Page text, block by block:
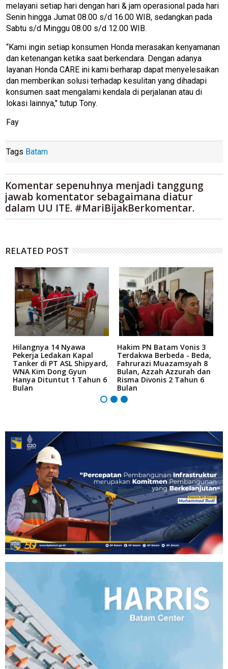
melayani setiap hari dengan hari & jam operasional pada hari
Senin hingga Jumat 08.00 s/d 16.00 WIB, sedangkan pada
Sabtu s/d Minggu 08.00 s/d 12.00 WIB.
“Kami ingin setiap konsumen Honda merasakan kenyamanan
dan ketenangan ketika saat berkendara. Dengan adanya
layanan Honda CARE ini kami berharap dapat menyelesaikan
dan memberikan solusi terhadap kesulitan yang dihadapi
konsumen saat mengalami kendala di perjalanan atau di
lokasi lainnya," tutup Tony.
Fay
Tags Batam
Komentar sepenuhnya menjadi tanggung
jawab komentator sebagaimana diatur
dalam UU ITE. #MariBijakBerkomentar.
RELATED POST
Hilangnya 14 Nyawa
Pekerja Ledakan Kapal
Tanker di PT ASL Shipyard,
WNA Kim Dong Gyun
Hanya Dituntut 1 Tahun 6
Bulan
Hakim PN Batam Vonis 3
Terdakwa Berbeda - Beda,
Fahrurazi Muazamsyah 8
Bulan, Azzah Azzurah dan
Risma Divonis 2 Tahun 6
Bulan